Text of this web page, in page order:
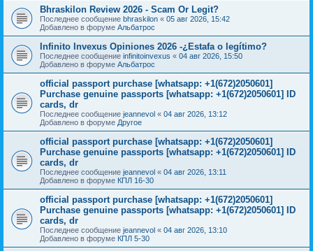
Bhraskilon Review 2026 - Scam Or Legit?
Последнее сообщение bhraskilon « 05 авг 2026, 15:42
Добавлено в форуме Альбатрос
Infinito Invexus Opiniones 2026 -¿Estafa o legítimo?
Последнее сообщение infinitoinvexus « 04 авг 2026, 15:50
Добавлено в форуме Альбатрос
official passport purchase [whatsapp: +1(672)2050601]
Purchase genuine passports [whatsapp: +1(672)2050601] ID
cards, dr
Последнее сообщение jeannevol « 04 авг 2026, 13:12
Добавлено в форуме Другое
official passport purchase [whatsapp: +1(672)2050601]
Purchase genuine passports [whatsapp: +1(672)2050601] ID
cards, dr
Последнее сообщение jeannevol « 04 авг 2026, 13:11
Добавлено в форуме КПЛ 16-30
official passport purchase [whatsapp: +1(672)2050601]
Purchase genuine passports [whatsapp: +1(672)2050601] ID
cards, dr
Последнее сообщение jeannevol « 04 авг 2026, 13:10
Добавлено в форуме КПЛ 5-30